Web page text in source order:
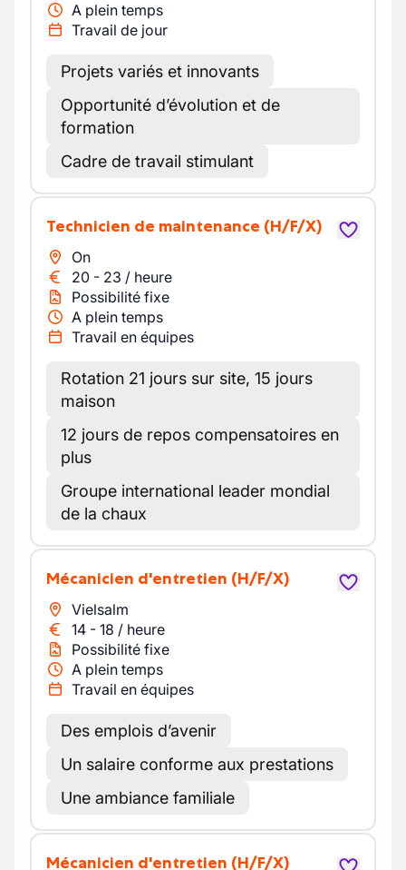
A plein temps
Travail de jour
Projets variés et innovants
Opportunité d’évolution et de
formation
Cadre de travail stimulant
Technicien de maintenance (H/F/X)
On
20 - 23 / heure
Possibilité fixe
A plein temps
Travail en équipes
Rotation 21 jours sur site, 15 jours
maison
12 jours de repos compensatoires en
plus
Groupe international leader mondial
de la chaux
Mécanicien d'entretien (H/F/X)
Vielsalm
14 - 18 / heure
Possibilité fixe
A plein temps
Travail en équipes
Des emplois d’avenir
Un salaire conforme aux prestations
Une ambiance familiale
Mécanicien d'entretien (H/F/X)